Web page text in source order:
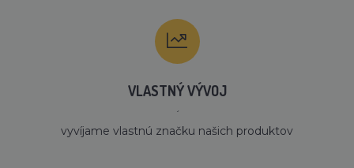
VLASTNÝ VÝVOJ
´
vyvíjame vlastnú značku našich produktov